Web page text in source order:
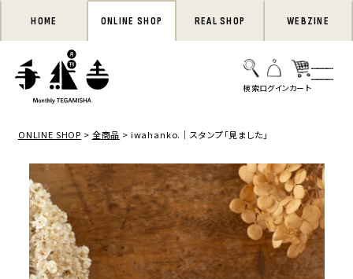
HOME ONLINE SHOP REAL SHOP WEBZINE
ONLINE SHOP 全商品 iwahanko.｜スタンプ「見ました」